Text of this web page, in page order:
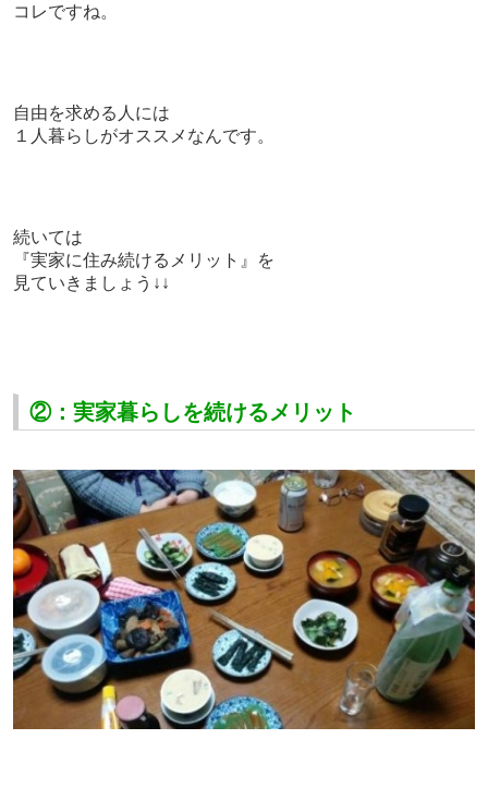
コレですね。
自由を求める人には
１人暮らしがオススメなんです。
続いては
『実家に住み続けるメリット』を
見ていきましょう↓↓
②：実家暮らしを続けるメリット